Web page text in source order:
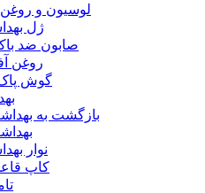
لوسیون و
ژل
صابون ضد
روغن
گوش
بازگشت به
نوار
کاپ